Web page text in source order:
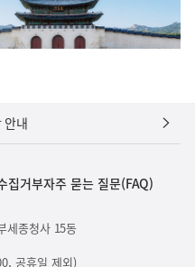
안내
집거부자주 묻는 질문(FAQ)
세종청사 15동
공휴일 제외)